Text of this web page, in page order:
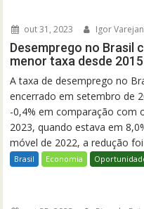
out 31, 2023 Igor
Desemprego no Brasil
menor taxa desde 2015
A taxa de desemprego no
encerrado em setembro de
-0,4% em comparação com
2023, quando estava em
móvel de 2022, a redução
Brasil Economia